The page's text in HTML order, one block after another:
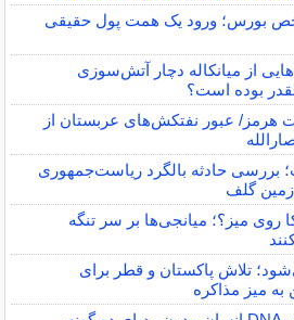
شاخص بورس؛ ورود یک همت پول حقیقی
از میانکاله دچار آتش‌سوزی
بوده است؟
هرمز/ عبور نفتکش‌های عربستان از
بررسی حادثه بالگرد ریاست‌جمهوری
گلف
روی میز؟؛ میانجی‌ها بر سر تنگه
تلاش پاکستان و قطر برای
به میز مذاکره